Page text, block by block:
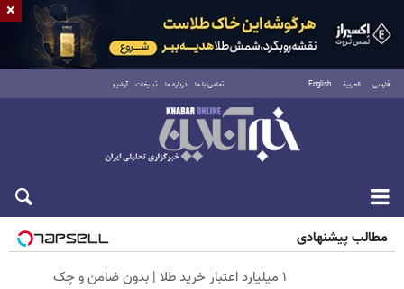
فارسی العربية English تماس با ما درباره ما تبلیغات آرشیو
شنبه ۱۷ مرداد ۱۴۰۵
مطالب پیشنهادی
۱ میلیارد اعتبار خرید طلا | بدون ضامن و چک
×